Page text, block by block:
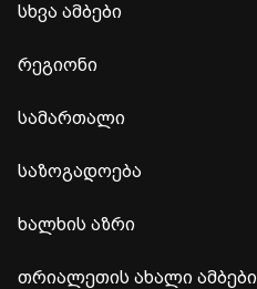
სხვა ამბები
რეგიონი
სამართალი
საზოგადოება
ხალხის აზრი
თრიალეთის ახალი ამბები